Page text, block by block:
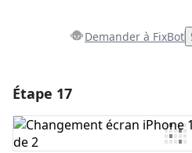
Demander à FixBot
Ajouter un commentaire
Étape 17